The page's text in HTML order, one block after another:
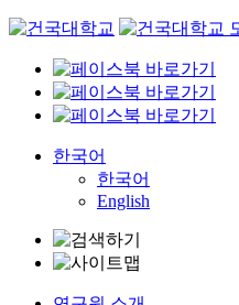
Skip
content
한국어
한국어
English